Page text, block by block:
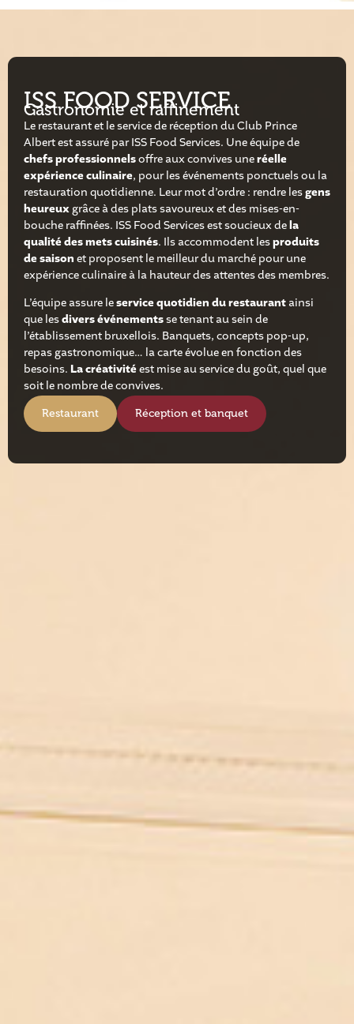
ISS FOOD SERVICE
Gastronomie et raffinement
Le restaurant et le service de réception du Club Prince
Albert est assuré par ISS Food Services. Une équipe de
chefs professionnelsoffre aux convives uneréelle
expérience culinaire, pour les événements ponctuels ou la
restauration quotidienne. Leur mot d’ordre : rendre lesgens
heureuxgrâce à des plats savoureux et des mises-en-
bouche raffinées. ISS Food Services est soucieux dela
qualité des mets cuisinés. Ils accommodent lesproduits
de saison et proposent le meilleur du marché pour une
expérience culinaire à la hauteur des attentes des membres.
L’équipe assure leservice quotidien du restaurant ainsi
que lesdivers événementsse tenant au sein de
l’établissement bruxellois. Banquets, concepts pop-up,
repas gastronomique… la carte évolue en fonction des
besoins. La créativitéest mise au service du goût, quel que
soit le nombre de convives.
Restaurant Réception et banquet